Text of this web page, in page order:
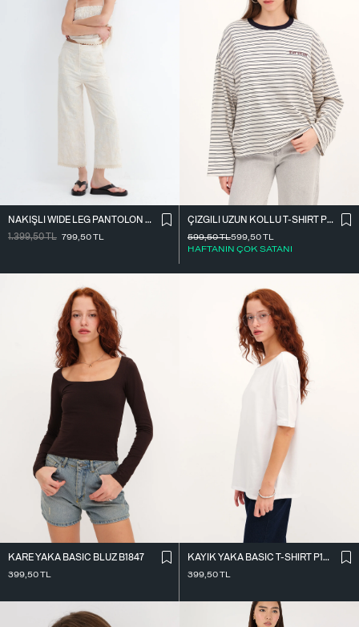
NAKIŞLI WIDE LEG PANTOLON PN01918
1.399,50TL 799,50TL
ÇIZGILI UZUN KOLLU T-SHIRT P10522
599,50TL
HAFTANIN ÇOK SATANI
599,50TL
KARE YAKA BASIC BLUZ B1847
399,50TL
KAYIK YAKA BASIC T-SHIRT P1822
399,50TL